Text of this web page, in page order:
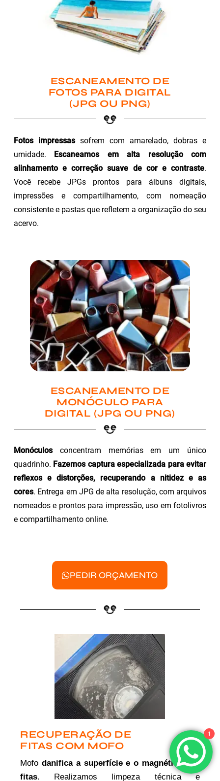
ESCANEAMENTO DE
FOTOS PARA DIGITAL
(JPG OU PNG)
Fotos impressassofrem com amarelado, dobras e
umidade. Escaneamos em alta resolução com
alinhamento e correção suave de cor e contraste.
Você recebe JPGs prontos para álbuns digitais,
impressões e compartilhamento, com nomeação
consistente e pastas que refletem a organização do seu
acervo.
ESCANEAMENTO DE
MONÓCULO PARA
DIGITAL (JPG OU PNG)
Monóculosconcentram memórias em um único
quadrinho. Fazemos captura especializada para evitar
reflexos e distorções, recuperando a nitidez e as
cores. Entrega em JPG de alta resolução, com arquivos
nomeados e prontos para impressão, uso em fotolivros
e compartilhamento online.
PEDIR ORÇAMENTO
RECUPERAÇÃO DE
FITAS COM MOFO
Mofodanifica a superfície e o magnético das
fitas. Realizamos limpeza técnica e
1